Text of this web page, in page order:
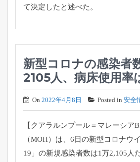
て決定したと述べた。
新型コロナの感染者
2105人、病床使用率
On 2022年4月8日 Posted in 安全
【クアラルンプール＝マレーシ
（MOH）は、6日の新型コロナウ
19」の新規感染者数は1万2,105人